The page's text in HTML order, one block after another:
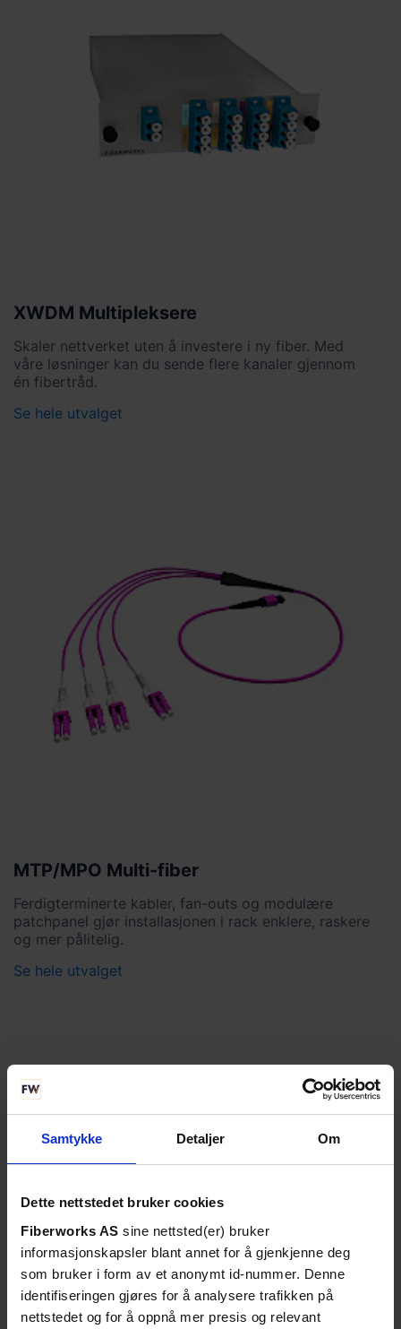
Samtykke Detaljer Om
Dette nettstedet bruker cookies
Fiberworks AS sine nettsted(er) bruker
informasjonskapsler blant annet for å gjenkjenne deg
som bruker i form av et anonymt id-nummer. Denne
identifiseringen gjøres for å analysere trafikken på
nettstedet og for å oppnå mer presis og relevant
XWDM Multipleksere
Skaler nettverket uten å investere i ny fiber. Med
våre løsninger kan du sende flere kanaler gjennom
én fibertråd.
Se hele utvalget
MTP/MPO Multi-fiber
Ferdigterminerte kabler, fan-outs og modulære
patchpanel gjør installasjonen i rack enklere, raskere
og mer pålitelig.
Se hele utvalget